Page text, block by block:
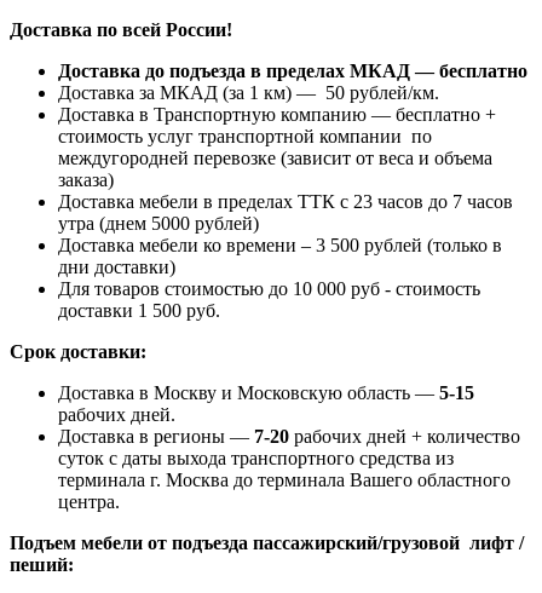
Доставка по всей России!
Доставка до подъезда в пределах МКАД — бесплатно
Доставка за МКАД (за 1 км) — 50 рублей/км.
Доставка в Транспортную компанию — бесплатно +
стоимость услуг транспортной компании по
междугородней перевозке (зависит от веса и объема
заказа)
Доставка мебели в пределах ТТК с 23 часов до 7 часов
утра (днем 5000 рублей)
Доставка мебели ко времени – 3 500 рублей (только в
дни доставки)
Для товаров стоимостью до 10 000 руб - стоимость
доставки 1 500 руб.
Срок доставки:
Доставка в Москву и Московскую область — 5-15
рабочих дней.
Доставка в регионы — 7-20 рабочих дней + количество
суток с даты выхода транспортного средства из
терминала г. Москва до терминала Вашего областного
центра.
Подъем мебели от подъезда пассажирский/грузовой лифт /
пеший: